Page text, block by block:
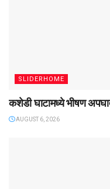
SLIDERHOME
कशेडी घाटामध्ये भीषण
AUGUST 6, 2026